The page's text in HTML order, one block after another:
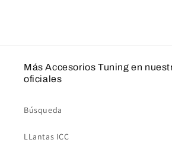
Más Accesorios Tuning en
oficiales
Búsqueda
LLantas ICC